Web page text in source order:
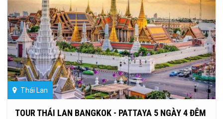
Thái Lan
TOUR THÁI LAN BANGKOK - PATTAYA 5 NGÀY 4 ĐÊM